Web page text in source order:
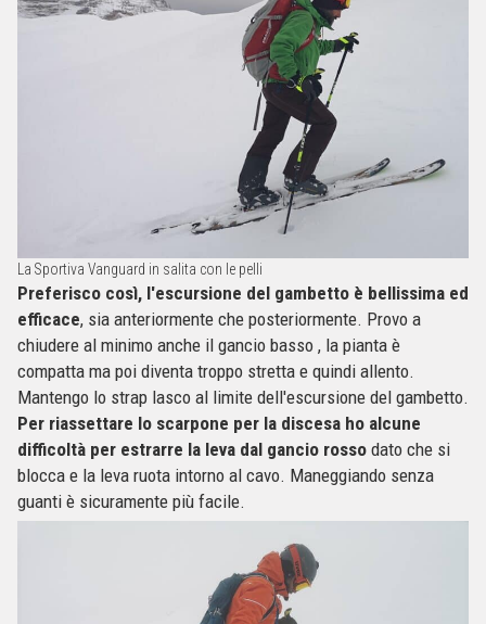
La Sportiva Vanguard in salita con le pelli
Preferisco così, l'escursione del gambetto è bellissima ed
efficace, sia anteriormente che posteriormente. Provo a
chiudere al minimo anche il gancio basso , la pianta è
compatta ma poi diventa troppo stretta e quindi allento.
Mantengo lo strap lasco al limite dell'escursione del gambetto.
Per riassettare lo scarpone per la discesa ho alcune
difficoltà per estrarre la leva dal gancio rosso dato che si
blocca e la leva ruota intorno al cavo. Maneggiando senza
guanti è sicuramente più facile.